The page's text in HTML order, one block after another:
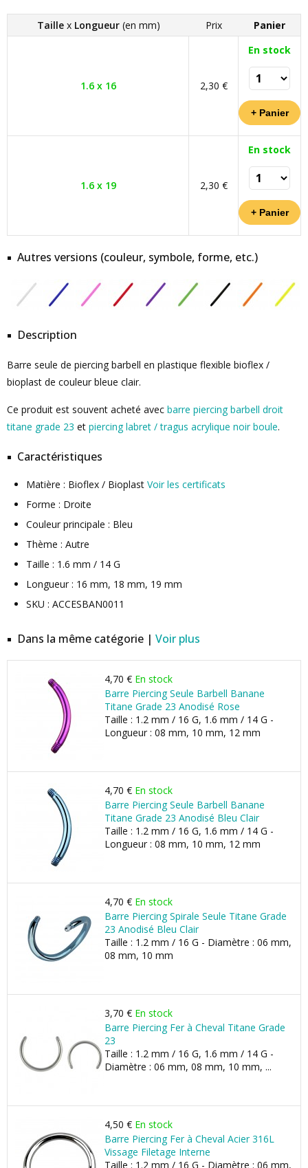
Taille x Longueur (en mm) Prix Panier
1.6 x 16 2,30 €
En stock
1.6 x 19 2,30 €
En stock
Autres versions (couleur, symbole, forme, etc.)
Description
Barre seule de piercing barbell en plastique flexible bioflex /
bioplast de couleur bleue clair.
Ce produit est souvent acheté avec barre piercing barbell droit
titane grade 23 et piercing labret / tragus acrylique noir boule.
Caractéristiques
Matière : Bioflex / Bioplast Voir les certificats
Forme : Droite
Couleur principale : Bleu
Thème : Autre
Taille : 1.6 mm / 14 G
Longueur : 16 mm, 18 mm, 19 mm
SKU : ACCESBAN0011
Dans la même catégorie | Voir plus
4,70 € En stock
Barre Piercing Seule Barbell Banane
Titane Grade 23 Anodisé Rose
Taille : 1.2 mm / 16 G, 1.6 mm / 14 G -
Longueur : 08 mm, 10 mm, 12 mm
4,70 € En stock
Barre Piercing Seule Barbell Banane
Titane Grade 23 Anodisé Bleu Clair
Taille : 1.2 mm / 16 G, 1.6 mm / 14 G -
Longueur : 08 mm, 10 mm, 12 mm
4,70 € En stock
Barre Piercing Spirale Seule Titane Grade
23 Anodisé Bleu Clair
Taille : 1.2 mm / 16 G - Diamètre : 06 mm,
08 mm, 10 mm
3,70 € En stock
Barre Piercing Fer à Cheval Titane Grade
23
Taille : 1.2 mm / 16 G, 1.6 mm / 14 G -
Diamètre : 06 mm, 08 mm, 10 mm, ...
4,50 € En stock
Barre Piercing Fer à Cheval Acier 316L
Vissage Filetage Interne
Taille : 1.2 mm / 16 G - Diamètre : 06 mm,